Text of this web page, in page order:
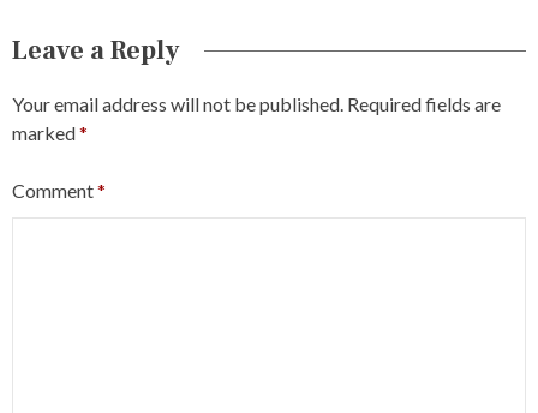
Leave a Reply
Your email address will not be published. Required fields are
marked*
Comment*